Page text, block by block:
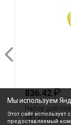
836.42₽
Набор для
лет И55642
Мы используем
Этот сайт использует
предоставляемый